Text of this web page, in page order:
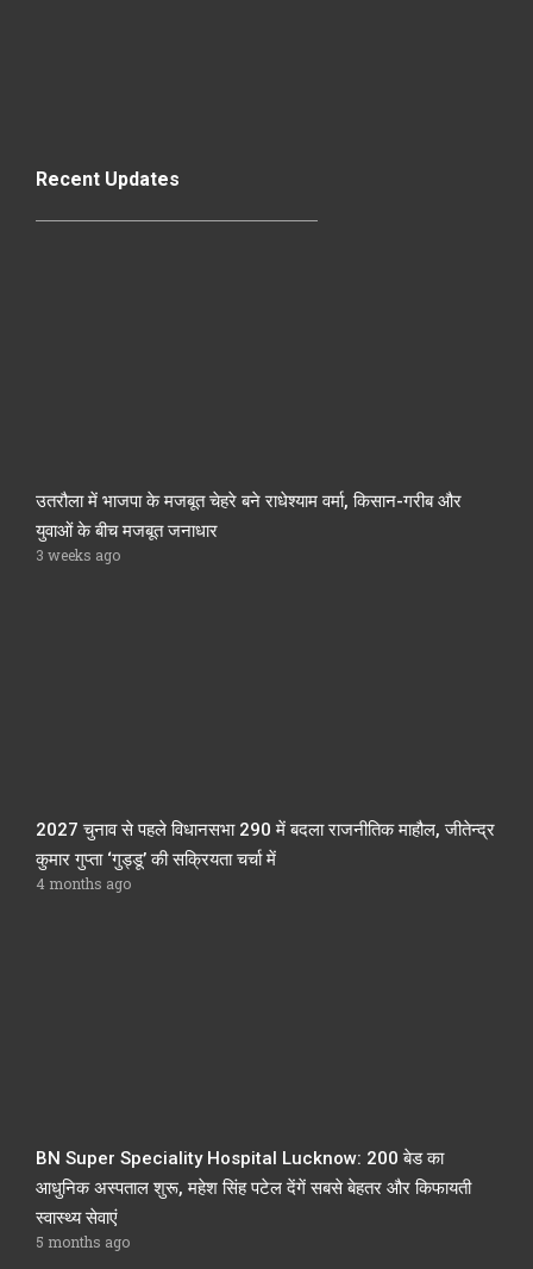
Recent Updates
उतरौला में भाजपा के मजबूत चेहरे बने राधेश्याम वर्मा, किसान-गरीब और
युवाओं के बीच मजबूत जनाधार
3 weeks ago
2027 चुनाव से पहले विधानसभा 290 में बदला राजनीतिक माहौल, जीतेन्द्र
कुमार गुप्ता ‘गुड्डू’ की सक्रियता चर्चा में
4 months ago
BN Super Speciality Hospital Lucknow: 200 बेड का
आधुनिक अस्पताल शुरू, महेश सिंह पटेल देंगें सबसे बेहतर और किफायती
स्वास्थ्य सेवाएं
5 months ago